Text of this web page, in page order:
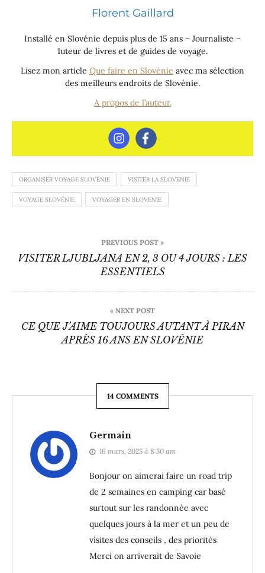
Florent Gaillard
Installé en Slovénie depuis plus de 15 ans – Journaliste –
1uteur de livres et de guides de voyage.
Lisez mon article Que faire en Slovénie avec ma sélection
des meilleurs endroits de Slovénie.
A propos de l’auteur.
ORGANISER VOYAGE SLOVÉNIE VISITER LA SLOVENIE
VOYAGE SLOVÉNIE VOYAGER EN SLOVENIE
de
PREVIOUS POST »
VISITER LJUBLJANA EN 2, 3 OU 4 JOURS : LES
ESSENTIELS
« NEXT POST
CE QUE J’AIME TOUJOURS AUTANT À PIRAN
APRÈS 16 ANS EN SLOVÉNIE
14 COMMENTS
Germain
16 mars, 2025 à 8:50 am
Bonjour on aimerai faire un road trip
de 2 semaines en camping car basé
surtout sur les randonnée avec
quelques jours à la mer et un peu de
visites des conseils , des priorités
Merci on arriverait de Savoie